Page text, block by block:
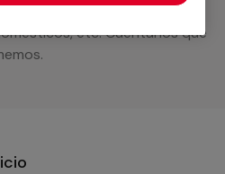
materiales,
etc. Cuéntanos que